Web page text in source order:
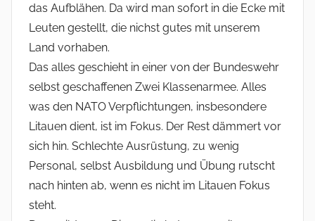
das Aufblähen. Da wird man sofort in die Ecke mit
Leuten gestellt, die nichst gutes mit unserem
Land vorhaben.
Das alles geschieht in einer von der Bundeswehr
selbst geschaffenen Zwei Klassenarmee. Alles
was den NATO Verpflichtungen, insbesondere
Litauen dient, ist im Fokus. Der Rest dämmert vor
sich hin. Schlechte Ausrüstung, zu wenig
Personal, selbst Ausbildung und Übung rutscht
nach hinten ab, wenn es nicht im Litauen Fokus
steht.